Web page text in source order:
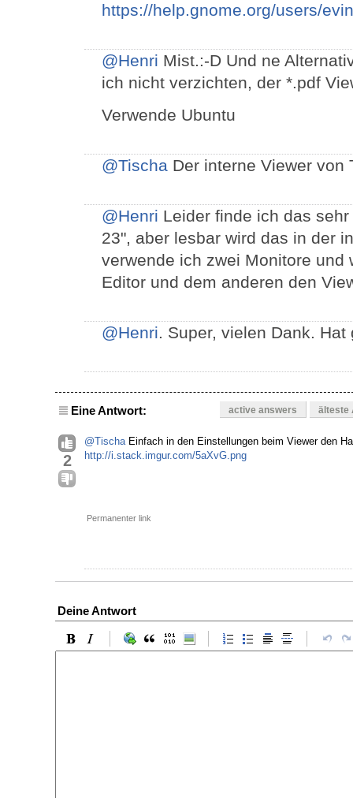
https://help.gnome.org/users/
@Henri Mist.:-D Und ne
ich nicht verzichten, der *.pdf
Verwende Ubuntu
@Tischa Der interne Viewer von
@Henri Leider finde ich das
23", aber lesbar wird das in der
verwende ich zwei Monitore
Editor und dem anderen den
@Henri. Super, vielen Dank. Hat
Eine Antwort: active answers älteste
2
@TischaEinfach in den Einstellungen beim Viewer den
http://i.stack.imgur.com/5aXvG.png
Permanenter link
Deine Antwort